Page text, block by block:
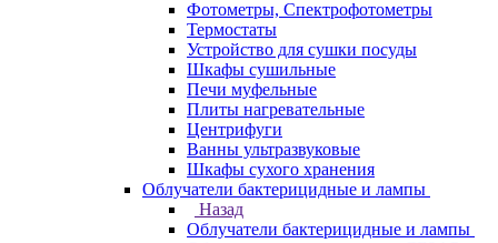
Фотометры, Спектрофотометры
Термостаты
Устройство для сушки посуды
Шкафы сушильные
Печи муфельные
Плиты нагревательные
Центрифуги
Ванны ультразвуковые
Шкафы сухого хранения
Облучатели бактерицидные и лампы
Назад
Облучатели бактерицидные и лампы